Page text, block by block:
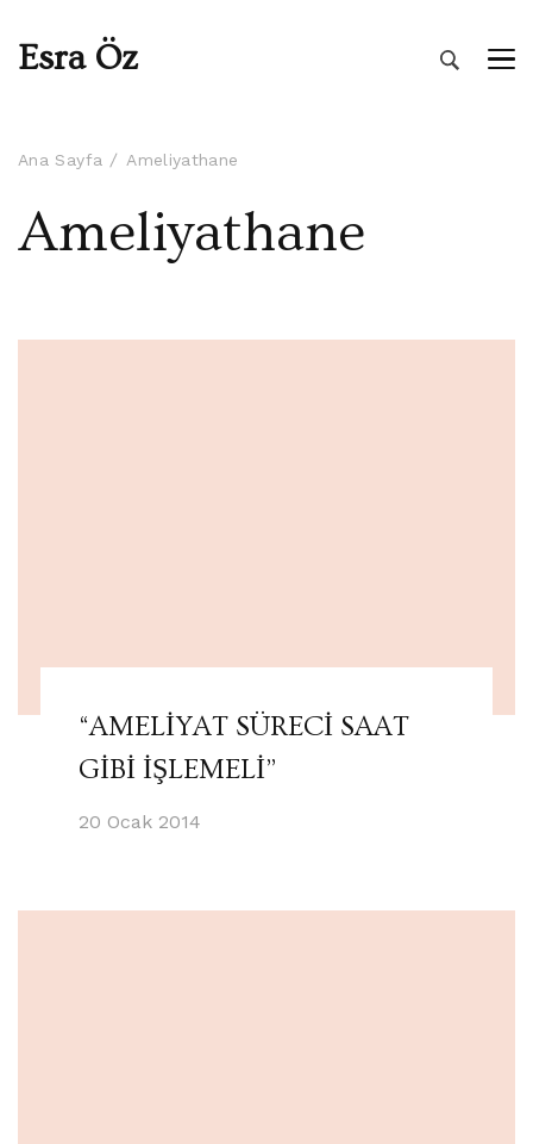
Esra Öz
Ana Sayfa Ameliyathane
Ameliyathane
“AMELİYAT SÜRECİ SAAT
GİBİ İŞLEMELİ”
20 Ocak 2014